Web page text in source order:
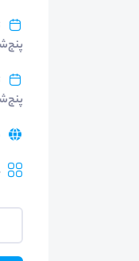
پنج‌شنبه ۲۷
پنج‌شنبه ۲۷